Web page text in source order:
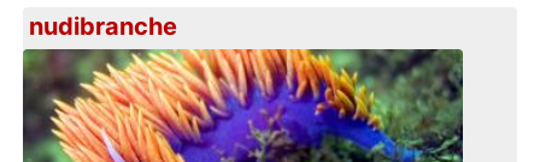
nudibranche